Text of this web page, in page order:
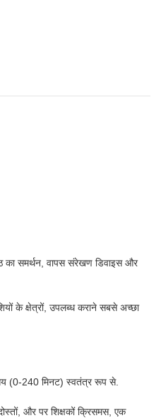
का समर्थन, वापस संरेखण डिवाइस और
के क्षेत्रों, उपलब्ध कराने सबसे अच्छा
(0-240 मिनट) स्वतंत्र रूप से.
और पर शिक्षकों क्रिसमस, एक